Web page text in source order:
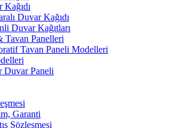
Kağıdı
Duvar Kağıdı
Duvar Kağıtları
Panelleri
Tavan Paneli Modelleri
Duvar Paneli
Garanti
Sözleşmesi